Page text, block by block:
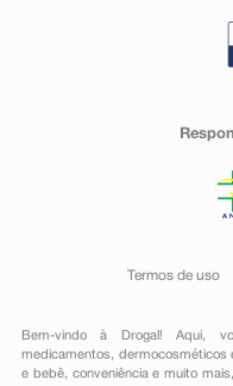
Termos de uso
Bem-vindo à Drogal! Aqui,
medicamentos , dermocosméticos
e bebê, conveniênciae muito